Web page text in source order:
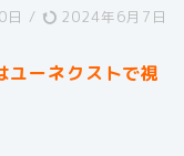
日 / 2024年6月7日
ユーネクストで視